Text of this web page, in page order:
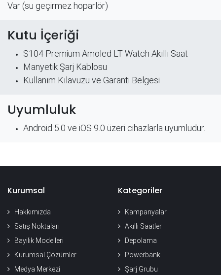
Var (su geçirmez hoparlör) ​
Kutu İçeriği
S104 Premium Amoled LT Watch Akıllı Saat
Manyetik Şarj Kablosu
Kullanım Kılavuzu​ ve Garanti Belgesi
Uyumluluk
Android 5.0 ve iOS 9.0 üzeri cihazlarla uyumludur.
Kurumsal
Hakkımızda
Satış Noktaları
Bayilik Modelleri
Kurumsal Çözümler
Medya Merkezi
Kategoriler
Kampanyalar
Akıllı Saatler
Depolama
Powerbank
Şarj Grubu